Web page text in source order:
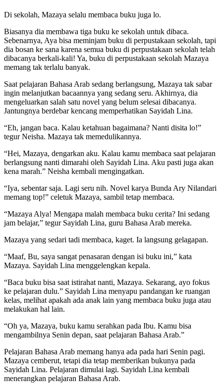
Di sekolah, Mazaya selalu membaca buku juga lo.
Biasanya dia membawa tiga buku ke sekolah untuk dibaca.
Sebenarnya, Aya bisa meminjam buku di perpustakaan sekolah, tapi
dia bosan ke sana karena semua buku di perpustakaan sekolah telah
dibacanya berkali-kali! Ya, buku di perpustakaan sekolah Mazaya
memang tak terlalu banyak.
Saat pelajaran Bahasa Arab sedang berlangsung, Mazaya tak sabar
ingin melanjutkan bacaannya yang sedang seru. Akhirnya, dia
mengeluarkan salah satu novel yang belum selesai dibacanya.
Jantungnya berdebar kencang memperhatikan Sayidah Lina.
“Eh, jangan baca. Kalau ketahuan bagaimana? Nanti disita lo!”
tegur Neisha. Mazaya tak memedulikannya.
“Hei, Mazaya, dengarkan aku. Kalau kamu membaca saat pelajaran
berlangsung nanti dimarahi oleh Sayidah Lina. Aku pasti juga akan
kena marah.” Neisha kembali mengingatkan.
“Iya, sebentar saja. Lagi seru nih. Novel karya Bunda Ary Nilandari
memang top!” celetuk Mazaya, sambil tetap membaca.
“Mazaya Alya! Mengapa malah membaca buku cerita? Ini sedang
jam belajar,” tegur Sayidah Lina, guru Bahasa Arab mereka.
Mazaya yang sedari tadi membaca, kaget. Ia langsung gelagapan.
“Maaf, Bu, saya sangat penasaran dengan isi buku ini,” kata
Mazaya. Sayidah Lina menggelengkan kepala.
“Baca buku bisa saat istirahat nanti, Mazaya. Sekarang, ayo fokus
ke pelajaran dulu.” Sayidah Lina menyapu pandangan ke ruangan
kelas, melihat apakah ada anak lain yang membaca buku juga atau
melakukan hal lain.
“Oh ya, Mazaya, buku kamu serahkan pada Ibu. Kamu bisa
mengambilnya Senin depan, saat pelajaran Bahasa Arab.”
Pelajaran Bahasa Arab memang hanya ada pada hari Senin pagi.
Mazaya cemberut, tetapi dia tetap memberikan bukunya pada
Sayidah Lina. Pelajaran dimulai lagi. Sayidah Lina kembali
menerangkan pelajaran Bahasa Arab.